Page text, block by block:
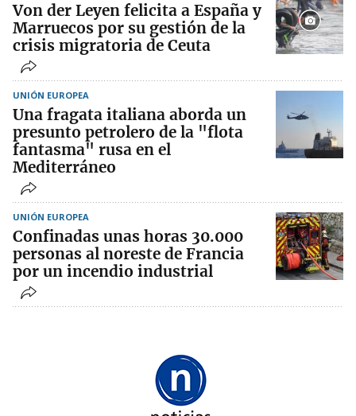
Von der Leyen felicita a España y
Marruecos por su gestión de la
crisis migratoria de Ceuta
UNIÓN EUROPEA
Una fragata italiana aborda un
presunto petrolero de la "flota
fantasma" rusa en el
Mediterráneo
UNIÓN EUROPEA
Confinadas unas horas 30.000
personas al noreste de Francia
por un incendio industrial